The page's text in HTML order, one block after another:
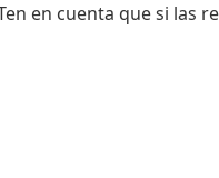
en cuenta que si las